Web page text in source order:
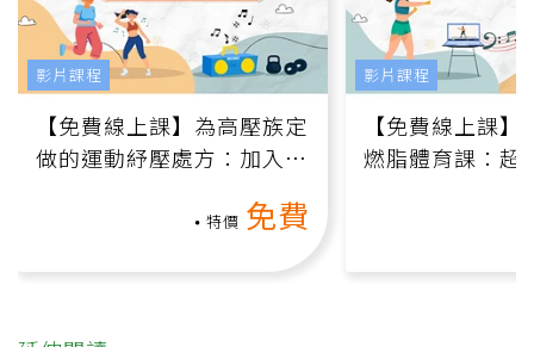
【免費線上課】為高壓族定
做的運動紓壓處方：加入行
特價 免費
影片課程
【免費線上課
燃脂體育課：超
影片課程